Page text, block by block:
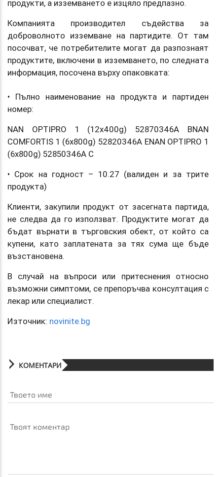
продукти, а изземването е изцяло предпазно.
Компанията производител съдейства за
доброволното изземване на партидите. От там
посочват, че потребителите могат да разпознаят
продуктите, включени в изземването, по следната
информация, посочена върху опаковката:
• Пълно наименование на продукта и партиден
номер:
NAN OPTIPRO 1 (12x400g) 52870346A BNAN
COMFORTIS 1 (6x800g) 52820346A ENAN OPTIPRO 1
(6x800g) 52850346A C
• Срок на годност – 10.27 (валиден и за трите
продукта)
Клиенти, закупили продукт от засегната партида,
не следва да го използват. Продуктите могат да
бъдат върнати в търговския обект, от който са
купени, като заплатената за тях сума ще бъде
възстановена.
В случай на въпроси или притеснения относно
възможни симптоми, се препоръчва консултация с
лекар или специалист.
Източник: novinite.bg
КОМЕНТАРИ
Твоето име
Твоят коментар